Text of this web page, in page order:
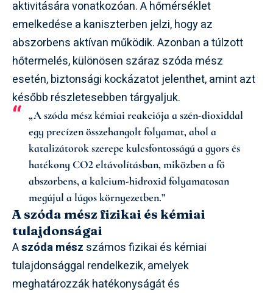
aktivitására vonatkozóan. A hőmérséklet
emelkedése a kaniszterben jelzi, hogy az
abszorbens aktívan működik. Azonban a túlzott
hőtermelés, különösen száraz szóda mész
esetén, biztonsági kockázatot jelenthet, amint azt
később részletesebben tárgyaljuk.
„A szóda mész kémiai reakciója a szén-dioxiddal
egy precízen összehangolt folyamat, ahol a
katalizátorok szerepe kulcsfontosságú a gyors és
hatékony CO2 eltávolításban, miközben a fő
abszorbens, a kalcium-hidroxid folyamatosan
megújul a lúgos környezetben.”
A szóda mész fizikai és kémiai
tulajdonságai
Aszóda mész számos fizikai és kémiai
tulajdonsággal rendelkezik, amelyek
meghatározzák hatékonyságát és